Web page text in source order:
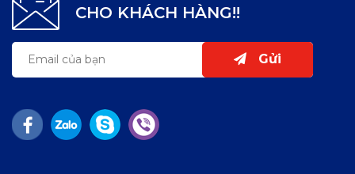
CHO KHÁCH HÀNG!!
Gửi